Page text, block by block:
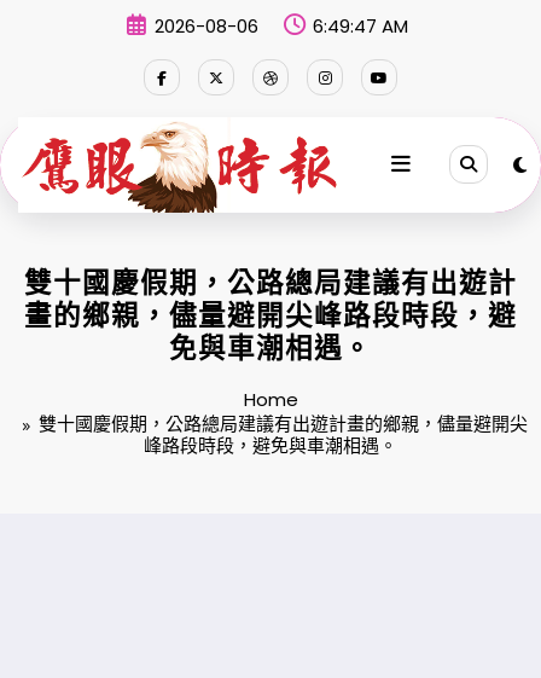
2026-08-06 6:49:47 AM
雙十國慶假期，公路總局建議有出遊計
畫的鄉親，儘量避開尖峰路段時段，避
免與車潮相遇。
Home
雙十國慶假期，公路總局建議有出遊計畫的鄉親，儘量避開尖
峰路段時段，避免與車潮相遇。